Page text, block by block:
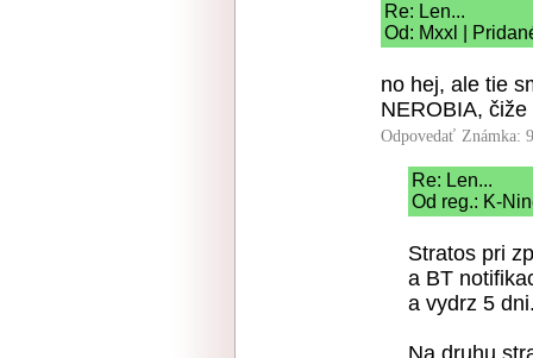
Re: Len...
Od: Mxxl |
no hej, ale tie
NEROBIA,
Odpovedať Známka:
Re: Len...
Od reg.: K-
Stratos pri
a BT
a vydrz 5
Na druhu